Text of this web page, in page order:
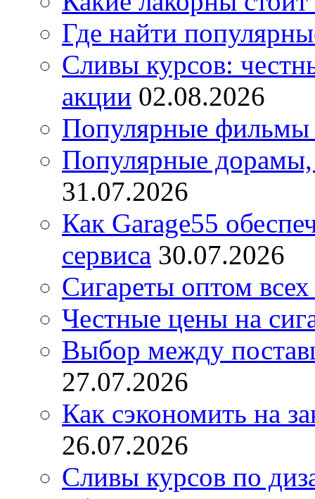
Где найти
Сливы курсов:
акции 02.08.2026
Популярные фильмы
Популярные дорамы,
31.07.2026
Как Garage55
сервиса 30.07.2026
Сигареты оптом
Честные цены на
Выбор между
27.07.2026
Как сэкономить на
26.07.2026
Сливы курсов по